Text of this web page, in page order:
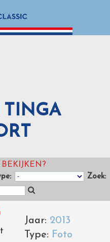
TINGA
Zoek:
Jaar: 2013
Type: Foto